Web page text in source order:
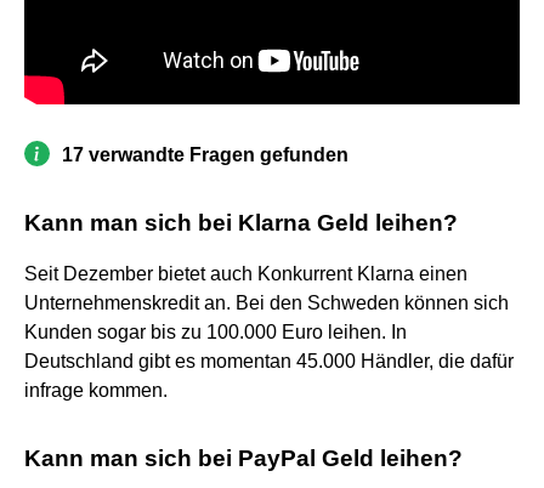
17 verwandte Fragen gefunden
Kann man sich bei Klarna Geld leihen?
Seit Dezember bietet auch Konkurrent Klarna einen
Unternehmenskredit an. Bei den Schweden können sich
Kunden sogar bis zu 100.000 Euro leihen. In
Deutschland gibt es momentan 45.000 Händler, die dafür
infrage kommen.
Kann man sich bei PayPal Geld leihen?